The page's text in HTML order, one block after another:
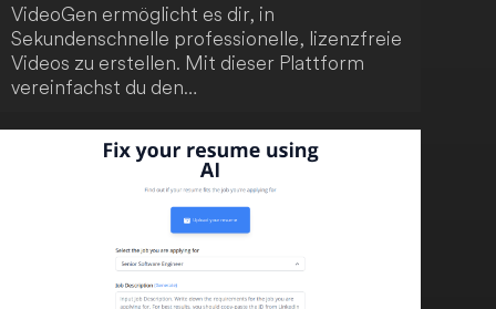
VideoGen ermöglicht es dir, in
Sekundenschnelle professionelle, lizenzfreie
Videos zu erstellen. Mit dieser Plattform
vereinfachst du den
zeitaufwendig und kostspielig ist. Mit nur
wenigen Klicks kannst du beeindruckende
Videos kreieren.